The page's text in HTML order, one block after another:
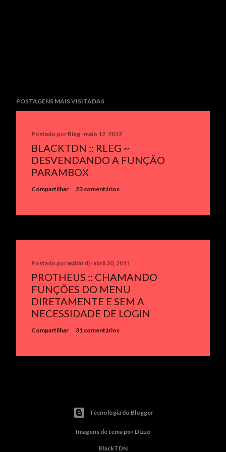
á
POSTAGENS MAIS VISITADAS
Postado por Rleg maio 12, 2012
BLACKTDN :: RLEG ~
DESVENDANDO A FUNÇÃO
PARAMBOX
Compartilhar 23 comentários
Postado porиαldσ dj abril 30, 2011
PROTHEUS :: CHAMANDO
FUNÇÕES DO MENU
DIRETAMENTE E SEM A
NECESSIDADE DE LOGIN
Compartilhar 31 comentários
Tecnologia do Blogger
Imagens de tema por Dizzo
BlackTDN